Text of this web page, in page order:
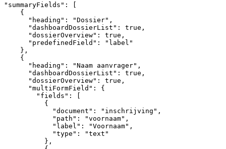
"summaryFields":
[
{
"heading":
"Dossier",
"dashboardDossierList":
true,
"dossierOverview":
true,
"predefinedField":
"label"
},
{
"heading":
"Naam aanvrager",
"dashboardDossierList":
true,
"dossierOverview":
true,
"multiFormField":
{
"fields":
[
{
"document":
"inschrijving",
"path":
"voornaam",
"label":
"Voornaam",
"type":
"text"
},